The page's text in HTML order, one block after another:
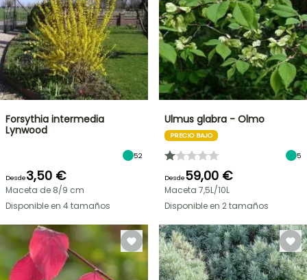
Forsythia intermedia
Lynwood
52
Desde3,50 €
Maceta de 8/9 cm
Disponible en 4 tamaños
Ulmus glabra - Olmo
PRECIO BAJO
5
Desde59,00 €
Maceta 7,5L/10L
Disponible en 2 tamaños